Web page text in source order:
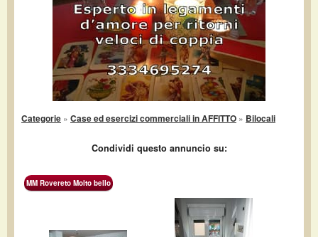
Categorie » Case ed esercizi commerciali in AFFITTO » Bilocali
Condividi questo annuncio su:
MM Rovereto Molto bello